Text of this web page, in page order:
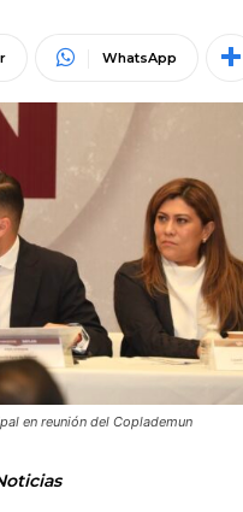
WhatsApp
en reunión del Coplademun